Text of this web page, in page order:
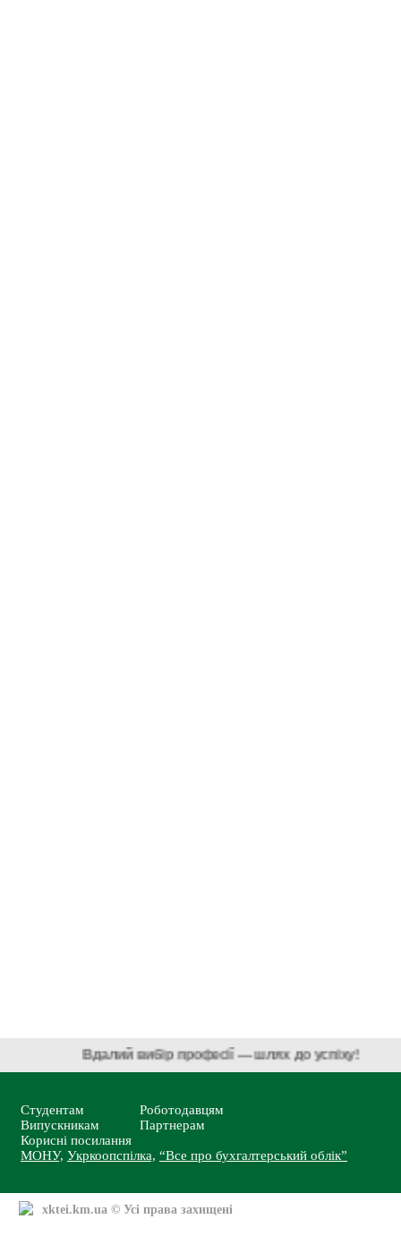
Вдалий вибір професії — шлях до успіху!
Студентам
Випускникам
Роботодавцям
Партнерам
Корисні посилання
МОНУ, Укркоопспілка, “Все про бухгалтерський облік”
xktei.km.ua © Усі права захищені